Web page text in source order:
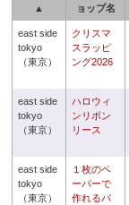
▲
ョップ名
east side
tokyo
（東京）
クリスマ
スラッピ
ング2026
east side
tokyo
（東京）
ハロウィ
ンリボン
リース
east side
tokyo
（東京）
１枚のペ
ーパーで
作れるパ